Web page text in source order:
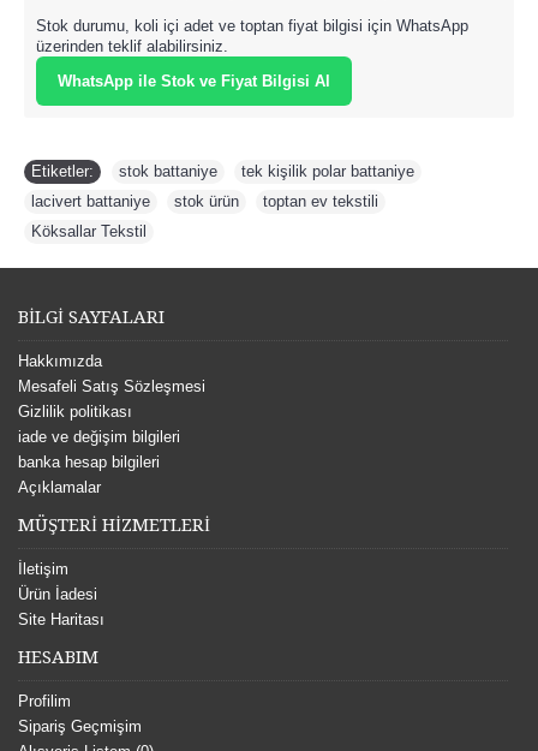
Stok durumu, koli içi adet ve toptan fiyat bilgisi için WhatsApp
üzerinden teklif alabilirsiniz.
WhatsApp ile Stok ve Fiyat Bilgisi Al
Etiketler: stok battaniye tek kişilik polar battaniye
lacivert battaniye
stok ürün toptan ev tekstili
Köksallar Tekstil
BİLGİ SAYFALARI
Hakkımızda
Mesafeli Satış Sözleşmesi
Gizlilik politikası
iade ve değişim bilgileri
banka hesap bilgileri
Açıklamalar
MÜŞTERİ HİZMETLERİ
İletişim
Ürün İadesi
Site Haritası
HESABIM
Profilim
Sipariş Geçmişim